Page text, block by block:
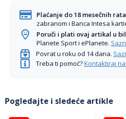
Plaćanje do 18 mesečnih rata
zabranom i Banca Intesa
Poruči i plati ovaj artikal u
Planete Sport i ePlanete.
Povrat u roku od 14 dana.
Treba ti pomoć?Kontaktiraj
Pogledajte i sledeće artikle